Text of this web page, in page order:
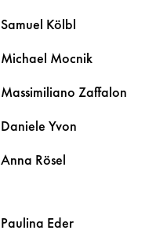
Samuel Kölbl
Michael Mocnik
Massimiliano Zaffalon
Daniele Yvon
Anna Rösel
Paulina Eder